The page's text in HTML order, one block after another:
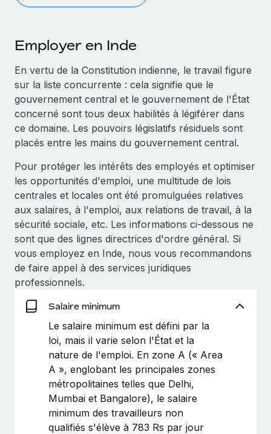
répartis dans 19 pays grâce à Remote
croissance mobile internationale, encourage les...
En savoir plus
Employer en Inde
En vertu de la Constitution indienne, le travail figure
sur la liste concurrente : cela signifie que le
gouvernement central et le gouvernement de l'État
concerné sont tous deux habilités à légiférer dans
ce domaine. Les pouvoirs législatifs résiduels sont
placés entre les mains du gouvernement central.
Pour protéger les intérêts des employés et optimiser
les opportunités d'emploi, une multitude de lois
centrales et locales ont été promulguées relatives
aux salaires, à l'emploi, aux relations de travail, à la
sécurité sociale, etc. Les informations ci-dessous ne
sont que des lignes directrices d'ordre général. Si
vous employez en Inde, nous vous recommandons
de faire appel à des services juridiques
professionnels.
Salaire minimum
Le salaire minimum est défini par la
loi, mais il varie selon l'État et la
nature de l'emploi. En zone A (« Area
A », englobant les principales zones
métropolitaines telles que Delhi,
Mumbai et Bangalore), le salaire
minimum des travailleurs non
qualifiés s'élève à 783 Rs par jour